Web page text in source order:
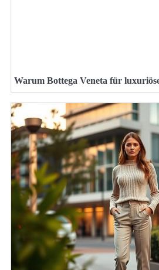
Warum Bottega Veneta für